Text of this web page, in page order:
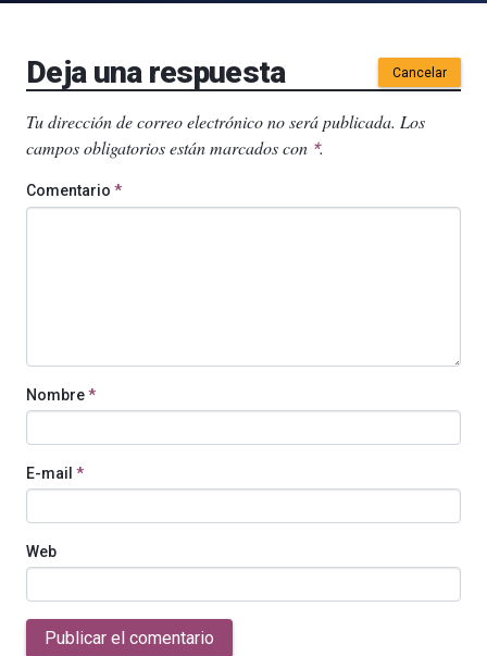
Deja una respuesta Cancelar
Tu dirección de correo electrónico no será publicada. Los
campos obligatorios están marcados con *.
Comentario *
Nombre*
E-mail *
Web
Publicar el comentario